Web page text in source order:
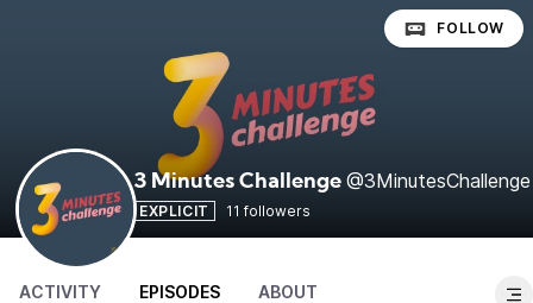
3 Minutes Challenge @3MinutesChallenge
EXPLICIT 11 followers
FOLLOW
ACTIVITY EPISODES ABOUT